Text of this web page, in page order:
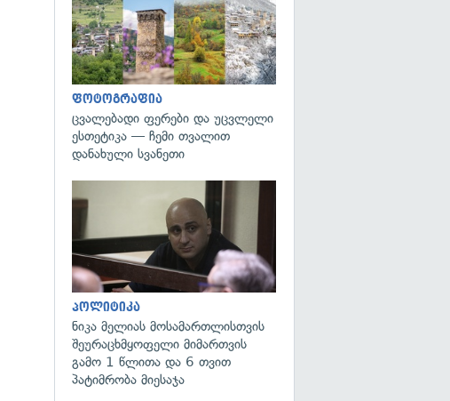
ფოტოგრაფია
ცვალებადი ფერები და უცვლელი
ესთეტიკა — ჩემი თვალით
დანახული სვანეთი
პოლიტიკა
ნიკა მელიას მოსამართლისთვის
შეურაცხმყოფელი მიმართვის
გამო 1 წლითა და 6 თვით
პატიმრობა მიესაჯა